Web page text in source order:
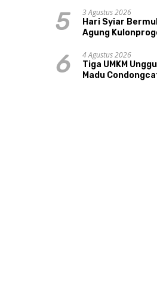
5
3 Agustus 2026
Hari Syiar
Agung
Sakinah Adalah
6
4 Agustus 2026
Tiga UMKM
Madu